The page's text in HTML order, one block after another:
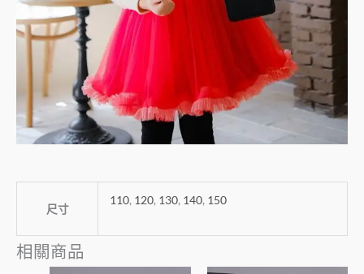
尺寸
110, 120, 130, 140, 150
相關商品